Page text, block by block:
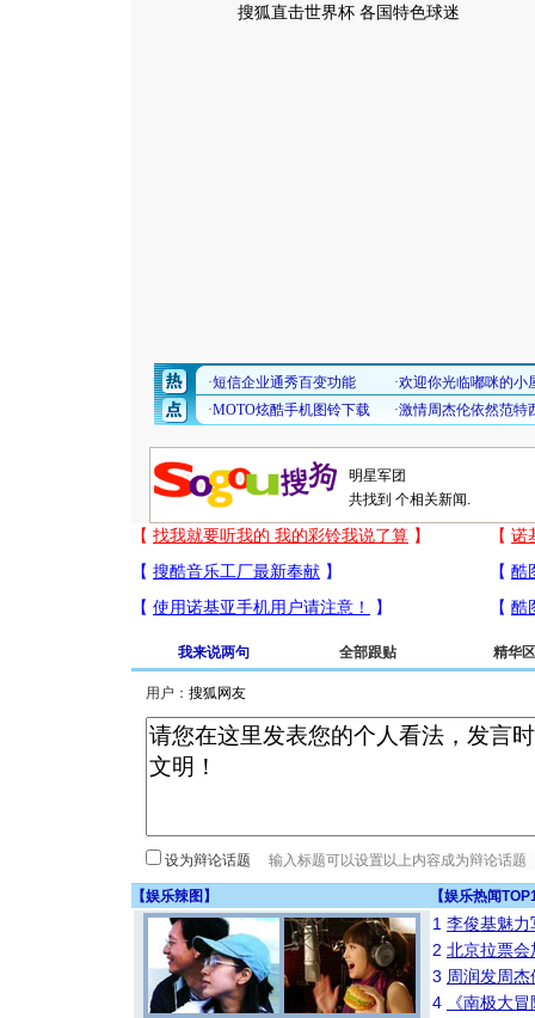
搜狐直击世界杯 各国特色球迷
共找到 个相关新闻.
我来说两句 全部跟贴 精华区
用户：
设为辩论话题
【娱乐辣图 】 【娱乐热闻
1 李俊基魅力
2 北京拉票
3 周润发周
4
《南极大